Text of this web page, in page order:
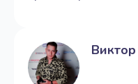
Виктор